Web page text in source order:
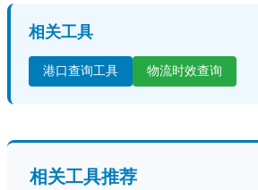
相关工具
港口查询工具 物流时效查询
相关工具推荐